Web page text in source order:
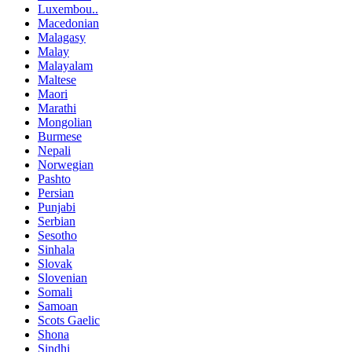
Luxembou..
Macedonian
Malagasy
Malay
Malayalam
Maltese
Maori
Marathi
Mongolian
Burmese
Nepali
Norwegian
Pashto
Persian
Punjabi
Serbian
Sesotho
Sinhala
Slovak
Slovenian
Somali
Samoan
Scots Gaelic
Shona
Sindhi